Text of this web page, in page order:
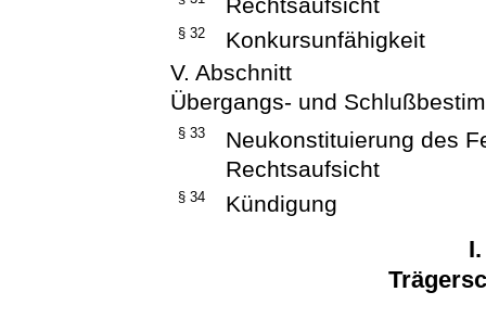
§ 32
Konkursunfähigkeit
V. Abschnitt
Übergangs- und
§ 33
Neukonstituierung des
Rechtsaufsicht
§ 34 Kündigung